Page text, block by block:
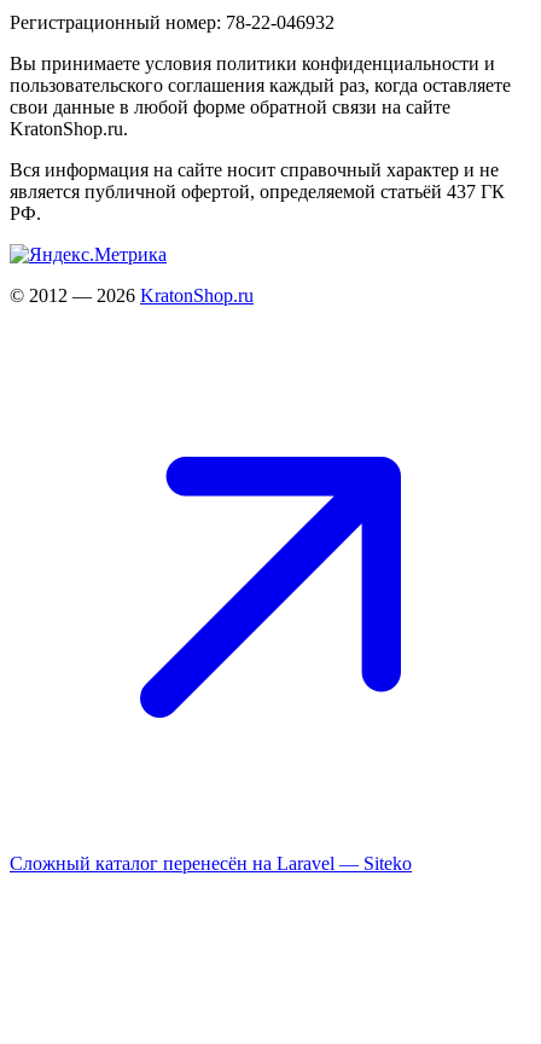
Регистрационный номер: 78-22-046932
Вы принимаете условия политики конфиденциальности и
пользовательского соглашения каждый раз, когда оставляете
свои данные в любой форме обратной связи на сайте
KratonShop.ru.
Вся информация на сайте носит справочный характер и не
является публичной офертой, определяемой статьёй 437 ГК
РФ.
© 2012 — 2026 KratonShop.ru
Сложный каталог перенесён на Laravel — Siteko